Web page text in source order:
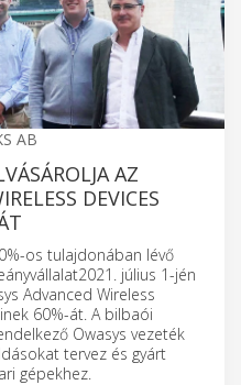
AB
AZ
DEVICES
os tulajdonában lévő
július 1-jén
Advanced Wireless
60%-át. A bilbaói
Owasys vezeték
tervez és gyárt
gépekhez.